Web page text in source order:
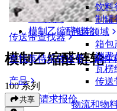
传送带查找器
查找英特乐传送带、部件
产品
饮料
制罐
包装领域
箱包
消费
瓦楞
传送
物流和物
模塑传送带
100 系列
模制乙缩醛链轮
模制乙缩醛链轮
100 系列
共享 请求报价